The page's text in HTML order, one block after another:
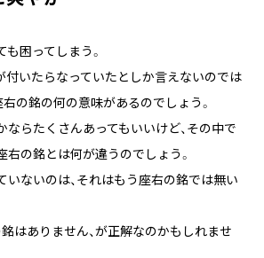
困ってしまう。
付いたらなっていたとしか言えないのでは
の銘の何の意味があるのでしょう。
らたくさんあってもいいけど、その中で
の銘とは何が違うのでしょう。
いないのは、それはもう座右の銘では無い
はありません、が正解なのかもしれませ